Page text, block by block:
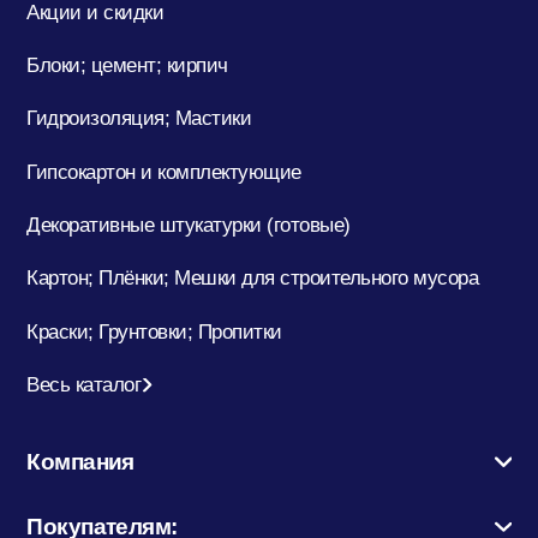
Акции и скидки
Блоки; цемент; кирпич
Гидроизоляция; Мастики
Гипсокартон и комплектующие
Декоративные штукатурки (готовые)
Картон; Плёнки; Мешки для строительного мусора
Краски; Грунтовки; Пропитки
Весь каталог
Компания
Покупателям: